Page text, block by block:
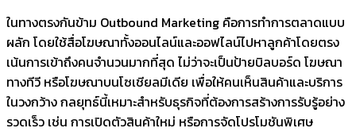
ในทางตรงกันข้าม Outbound Marketing คือการทำการตลาดแบบ
ผลัก โดยใช้สื่อโฆษณาทั้งออนไลน์และออฟไลน์ไปหาลูกค้าโดยตรง
เน้นการเข้าถึงคนจำนวนมากที่สุด ไม่ว่าจะเป็นป้ายบิลบอร์ด โฆษณา
ทางทีวี หรือโฆษณาบนโซเชียลมีเดีย เพื่อให้คนเห็นสินค้าและบริการ
ในวงกว้าง กลยุทธ์นี้เหมาะสำหรับธุรกิจที่ต้องการสร้างการรับรู้อย่าง
รวดเร็ว เช่น การเปิดตัวสินค้าใหม่ หรือการจัดโปรโมชันพิเศษ